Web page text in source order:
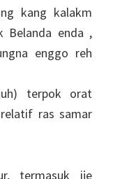
kang kalakm
Belanda enda ,
enggo reh
terpok orat
ras samar
termasuk ije